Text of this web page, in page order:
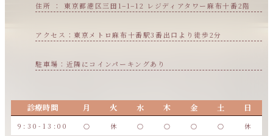
住所 ： 東京都港区三田1−1−12 レジディアタワー麻布十番2階
アクセス：東京メトロ麻布十番駅3番出口より徒歩2分
駐車場：近隣にコインパーキングあり
診療時間 月 火 水 木 金 土 日
9:30-13:00 ○ 休 ○ ○ ○ ○ 休